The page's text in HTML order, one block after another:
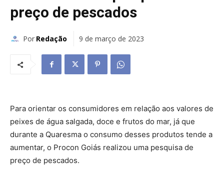
preço de pescados
Por Redação 9 de março de 2023
Para orientar os consumidores em relação aos valores de
peixes de água salgada, doce e frutos do mar, já que
durante a Quaresma o consumo desses produtos tende a
aumentar, o Procon Goiás realizou uma pesquisa de
preço de pescados.